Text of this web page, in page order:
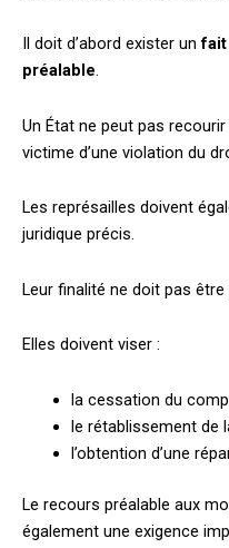
Il doit d’abord exister un
préalable.
Un État ne peut pas
victime d’une violation du
Les représailles doivent
juridique précis.
Leur finalité ne doit pas
Elles doivent viser :
la cessation du
le rétablissement de
l’obtention d’une
Le recours préalable aux
également une exigence